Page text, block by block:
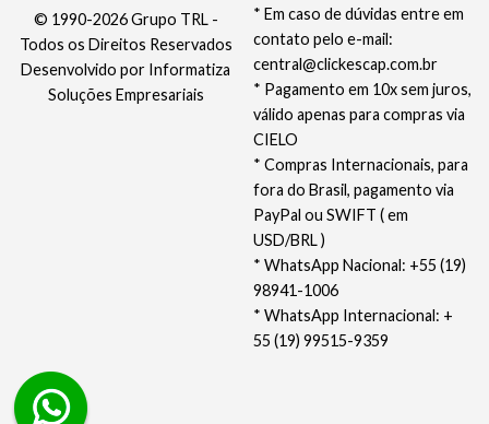
* Em caso de dúvidas entre em
contato pelo e-mail:
central@clickescap.com.br
* Pagamento em 10x sem juros,
válido apenas para compras via
CIELO
* Compras Internacionais, para
fora do Brasil, pagamento via
PayPal ou SWIFT ( em
USD/BRL )
* WhatsApp Nacional: +55 (19)
98941-1006
* WhatsApp Internacional: +
55 (19) 99515-9359
© 1990-2026 Grupo TRL -
Todos os Direitos Reservados
Desenvolvido por Informatiza
Soluções Empresariais